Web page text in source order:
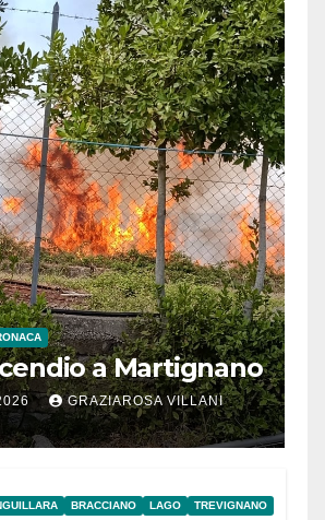
a Martignano
GRAZIAROSA VILLANI
BRACCIANO LAGO TREVIGNANO